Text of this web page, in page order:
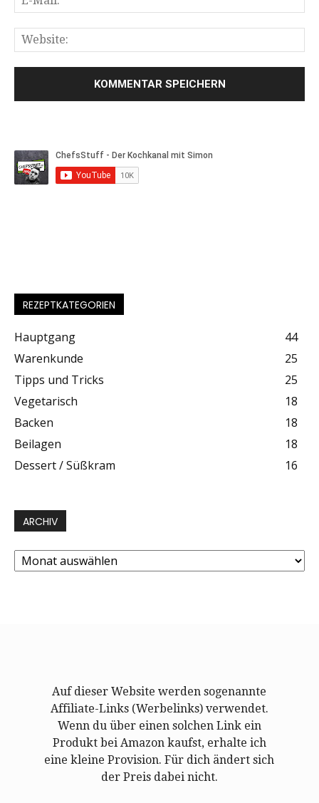
REZEPTKATEGORIEN
Hauptgang
44
Warenkunde
25
Tipps und Tricks
25
Vegetarisch
18
Backen
18
Beilagen
18
Dessert / Süßkram
16
ARCHIV
Archiv
Auf dieser Website werden sogenannte
Affiliate-Links (Werbelinks) verwendet.
Wenn du über einen solchen Link ein
Produkt bei Amazon kaufst, erhalte ich
eine kleine Provision. Für dich ändert sich
der Preis dabei nicht.